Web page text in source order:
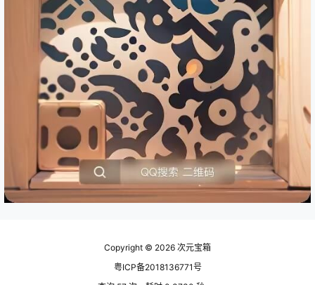
Copyright © 2026 次元宝箱
粤ICP备2018136771号